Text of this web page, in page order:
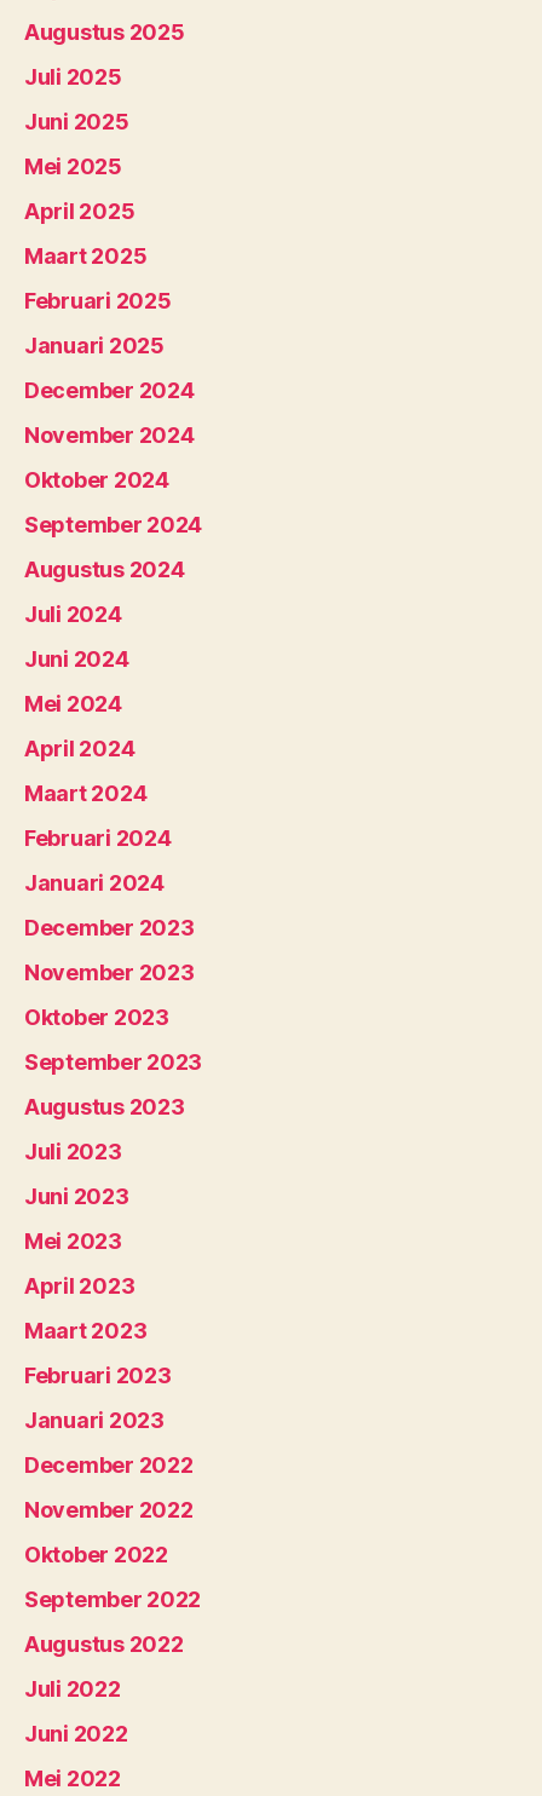
Augustus 2025
Juli 2025
Juni 2025
Mei 2025
April 2025
Maart 2025
Februari 2025
Januari 2025
December 2024
November 2024
Oktober 2024
September 2024
Augustus 2024
Juli 2024
Juni 2024
Mei 2024
April 2024
Maart 2024
Februari 2024
Januari 2024
December 2023
November 2023
Oktober 2023
September 2023
Augustus 2023
Juli 2023
Juni 2023
Mei 2023
April 2023
Maart 2023
Februari 2023
Januari 2023
December 2022
November 2022
Oktober 2022
September 2022
Augustus 2022
Juli 2022
Juni 2022
Mei 2022